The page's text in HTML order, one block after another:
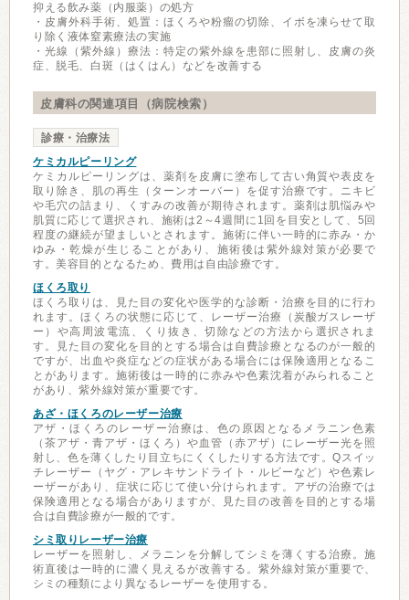
抑える飲み薬（内服薬）の処方
・皮膚外科手術、処置：ほくろや粉瘤の切除、イボを凍らせて取
り除く液体窒素療法の実施
・光線（紫外線）療法：特定の紫外線を患部に照射し、皮膚の炎
症、脱毛、白斑（はくはん）などを改善する
皮膚科の関連項目（病院検索）
診療・治療法
ケミカルピーリング
ケミカルピーリングは、薬剤を皮膚に塗布して古い角質や表皮を
取り除き、肌の再生（ターンオーバー）を促す治療です。ニキビ
や毛穴の詰まり、くすみの改善が期待されます。薬剤は肌悩みや
肌質に応じて選択され、施術は2～4週間に1回を目安として、5回
程度の継続が望ましいとされます。施術に伴い一時的に赤み・か
ゆみ・乾燥が生じることがあり、施術後は紫外線対策が必要で
す。美容目的となるため、費用は自由診療です。
ほくろ取り
ほくろ取りは、見た目の変化や医学的な診断・治療を目的に行わ
れます。ほくろの状態に応じて、レーザー治療（炭酸ガスレーザ
ー）や高周波電流、くり抜き、切除などの方法から選択されま
す。見た目の変化を目的とする場合は自費診療となるのが一般的
ですが、出血や炎症などの症状がある場合には保険適用となるこ
とがあります。施術後は一時的に赤みや色素沈着がみられること
があり、紫外線対策が重要です。
あざ・ほくろのレーザー治療
アザ・ほくろのレーザー治療は、色の原因となるメラニン色素
（茶アザ・青アザ・ほくろ）や血管（赤アザ）にレーザー光を照
射し、色を薄くしたり目立ちにくくしたりする方法です。Qスイッ
チレーザー（ヤグ・アレキサンドライト・ルビーなど）や色素レ
ーザーがあり、症状に応じて使い分けられます。アザの治療では
保険適用となる場合がありますが、見た目の改善を目的とする場
合は自費診療が一般的です。
シミ取りレーザー治療
レーザーを照射し、メラニンを分解してシミを薄くする治療。施
術直後は一時的に濃く見えるが改善する。紫外線対策が重要で、
シミの種類により異なるレーザーを使用する。